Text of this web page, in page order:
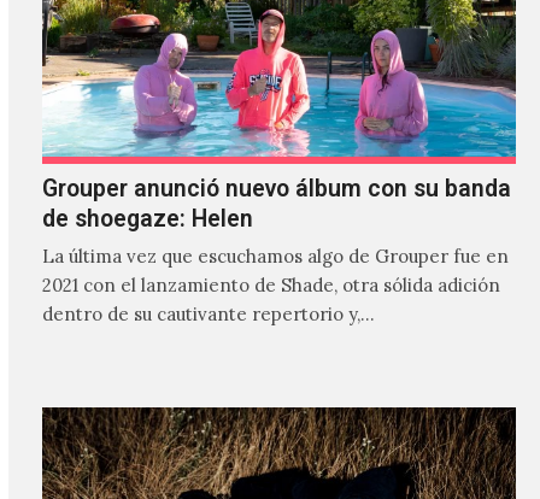
Grouper anunció nuevo álbum con su banda
de shoegaze: Helen
La última vez que escuchamos algo de Grouper fue en
2021 con el lanzamiento de Shade, otra sólida adición
dentro de su cautivante repertorio y,…